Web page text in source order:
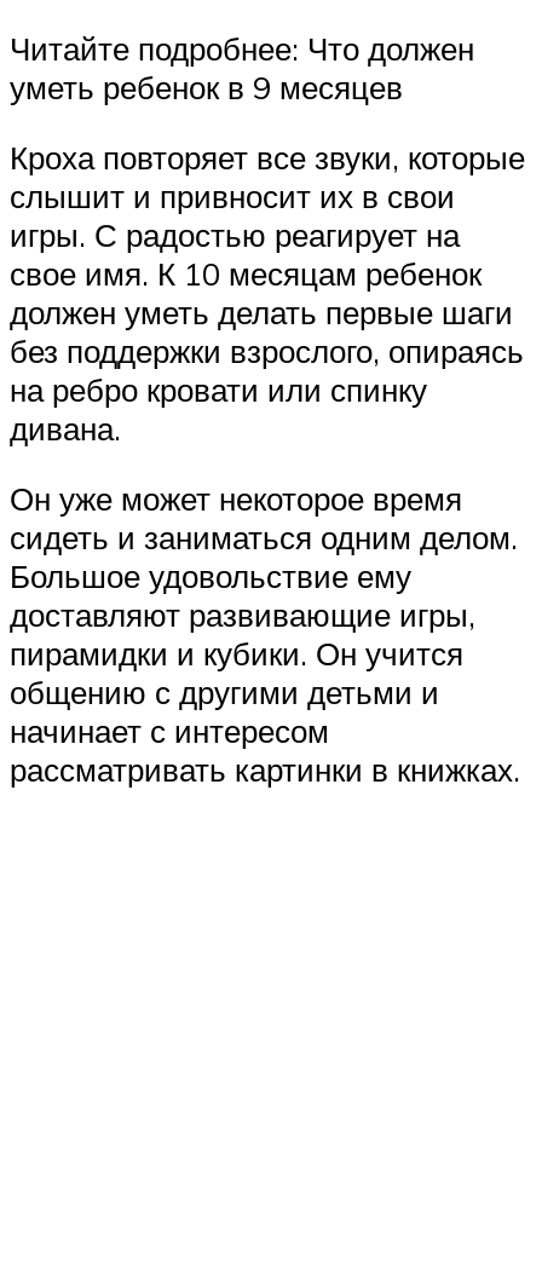
Читайте подробнее: Что должен
уметь ребенок в 9 месяцев
Кроха повторяет все звуки, которые
слышит и привносит их в свои
игры. С радостью реагирует на
свое имя. К 10 месяцам ребенок
должен уметь делать первые шаги
без поддержки взрослого, опираясь
на ребро кровати или спинку
дивана.
Он уже может некоторое время
сидеть и заниматься одним делом.
Большое удовольствие ему
доставляют развивающие игры,
пирамидки и кубики. Он учится
общению с другими детьми и
начинает с интересом
рассматривать картинки в книжках.